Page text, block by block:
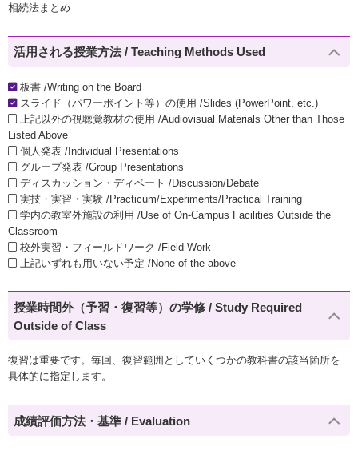
相続法まとめ
活用される授業方法 / Teaching Methods Used
板書 /Writing on the Board
スライド（パワーポイント等）の使用 /Slides (PowerPoint, etc.)
上記以外の視聴覚教材の使用 /Audiovisual Materials Other than Those
Listed Above
個人発表 /Individual Presentations
グループ発表 /Group Presentations
ディスカッション・ディベート /Discussion/Debate
実技・実習・実験 /Practicum/Experiments/Practical Training
学内の教室外施設の利用 /Use of On-Campus Facilities Outside the
Classroom
校外実習・フィールドワーク /Field Work
上記いずれも用いない予定 /None of the above
授業時間外（予習・復習等）の学修 / Study Required
Outside of Class
復習は重要です。毎回、復習範囲としていくつかの教科書の該当箇所を
具体的に指定します。
成績評価方法・基準 / Evaluation